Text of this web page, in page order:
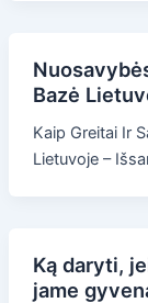
Bazė
Kaip Greitai Ir
Lietuvoje –
Ką daryti,
jame